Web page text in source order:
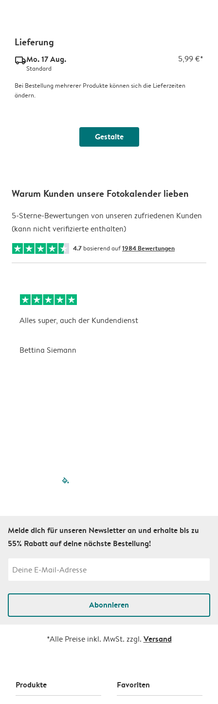
Lieferung
delivery_standard_v2Mo. 17 Aug. 5,99 €*
Standard
Bei Bestellung mehrerer Produkte können sich die Lieferzeiten
ändern.
Gestalte
Warum Kunden unsere Fotokalender lieben
5-Sterne-Bewertungen von unseren zufriedenen Kunden
(kann nicht verifizierte enthalten)
4.7 basierend auf1984 Bewertungen
Alles super, auch der Kundendienst
Bettina Siemann
filled-pagination
Melde dich für unseren Newsletter an und erhalte bis zu
55% Rabatt auf deine nächste Bestellung!
Abonnieren
*Alle Preise inkl. MwSt. zzgl. Versand
Produkte Favoriten